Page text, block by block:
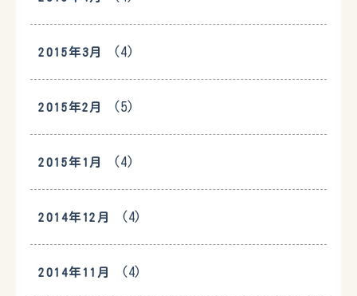
2015年3月 (4)
2015年2月 (5)
2015年1月 (4)
2014年12月 (4)
2014年11月 (4)